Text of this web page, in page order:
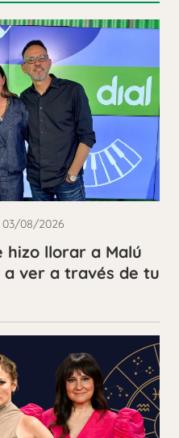
03/08/2026
hizo llorar a Malú
ver a través de tu